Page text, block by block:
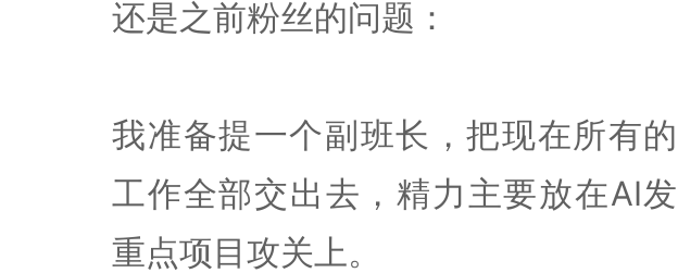
还是之前粉丝的问题：
我准备提一个副班长，把现在所有
工作全部交出去，精力主要放在AI发
重点项目攻关上。